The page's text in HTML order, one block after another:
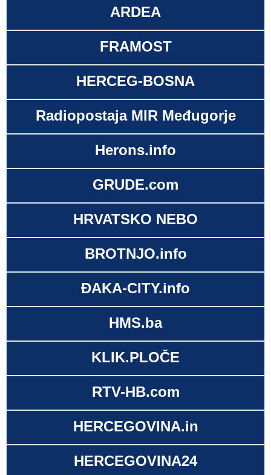
ARDEA
FRAMOST
HERCEG-BOSNA
Radiopostaja MIR Međugorje
Herons.info
GRUDE.com
HRVATSKO NEBO
BROTNJO.info
ĐAKA-CITY.info
HMS.ba
KLIK.PLOČE
RTV-HB.com
HERCEGOVINA.in
HERCEGOVINA24